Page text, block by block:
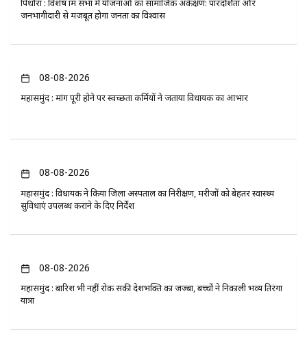
पिथौरा : विशेष ग्राम सभा में योजनाओं का सामाजिक अंकेक्षण: पारदर्शिता और
जनभागीदारी से मजबूत होगा जनता का विश्वास
08-08-2026
महासमुंद : मांग पूरी होने पर स्वच्छता कर्मियों ने जताया विधायक का आभार
08-08-2026
महासमुंद : विधायक ने किया जिला अस्पताल का निरीक्षण, मरीजों को बेहतर स्वास्थ्य
सुविधाएं उपलब्ध कराने के दिए निर्देश
08-08-2026
महासमुंद : बारिश भी नहीं रोक सकी देशभक्ति का जज्बा, बच्चों ने निकाली भव्य तिरंगा
यात्रा